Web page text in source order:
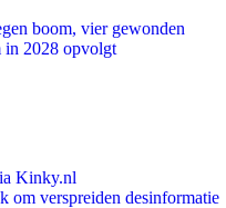
boom, vier gewonden
in 2028 opvolgt
Kinky.nl
om verspreiden desinformatie